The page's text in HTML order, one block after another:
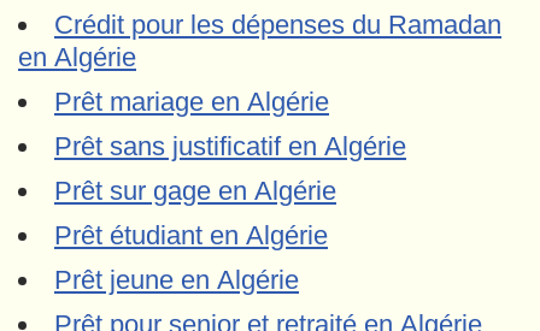
Crédit pour les dépenses du Ramadan
en Algérie
Prêt mariage en Algérie
Prêt sans justificatif en Algérie
Prêt sur gage en Algérie
Prêt étudiant en Algérie
Prêt jeune en Algérie
Prêt pour senior et retraité en Algérie